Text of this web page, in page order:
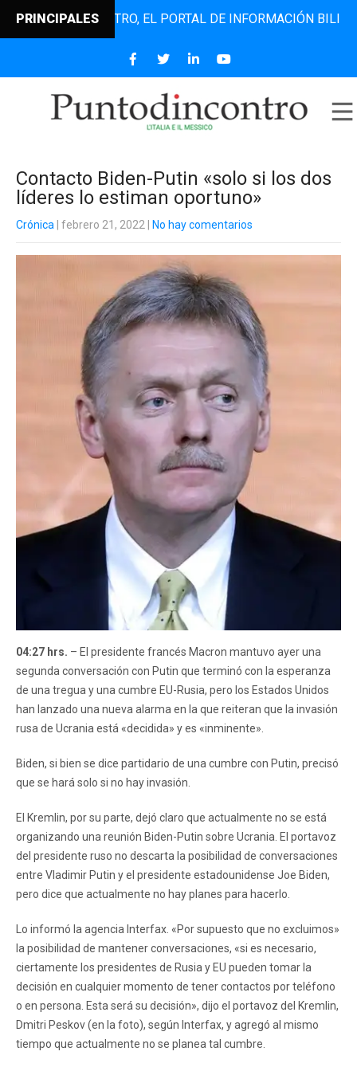
PRINCIPALES EL PORTAL DE INFORMACIÓN BILINGÜE
Contacto Biden-Putin «solo si los dos
líderes lo estiman oportuno»
Crónica | febrero 21, 2022 No hay comentarios
04:27 hrs. – El presidente francés Macron mantuvo ayer una
segunda conversación con Putin que terminó con la esperanza
de una tregua y una cumbre EU-Rusia, pero los Estados Unidos
han lanzado una nueva alarma en la que reiteran que la invasión
rusa de Ucrania está «decidida» y es «inminente».
Biden, si bien se dice partidario de una cumbre con Putin, precisó
que se hará solo si no hay invasión.
El Kremlin, por su parte, dejó claro que actualmente no se está
organizando una reunión Biden-Putin sobre Ucrania. El portavoz
del presidente ruso no descarta la posibilidad de conversaciones
entre Vladimir Putin y el presidente estadounidense Joe Biden,
pero dice que actualmente no hay planes para hacerlo.
Lo informó la agencia Interfax. «Por supuesto que no excluimos»
la posibilidad de mantener conversaciones, «si es necesario,
ciertamente los presidentes de Rusia y EU pueden tomar la
decisión en cualquier momento de tener contactos por teléfono
o en persona. Esta será su decisión», dijo el portavoz del Kremlin,
Dmitri Peskov (en la foto), según Interfax, y agregó al mismo
tiempo que actualmente no se planea tal cumbre.